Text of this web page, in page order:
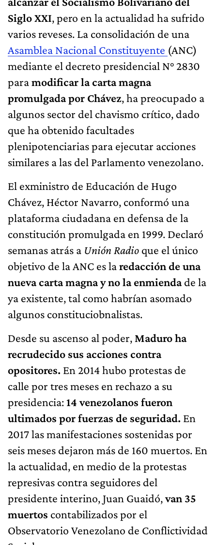
Siglo XXI, pero en la actualidad ha sufrido
varios reveses. La consolidación de una
Asamblea Nacional Constituyente (ANC)
mediante el decreto presidencial N° 2830
paramodificar la carta magna
promulgada por Chávez, ha preocupado a
algunos sector del chavismo crítico, dado
que ha obtenido facultades
plenipotenciarias para ejecutar acciones
similares a las del Parlamento venezolano.
El exministro de Educación de Hugo
Chávez, Héctor Navarro, conformó una
plataforma ciudadana en defensa de la
constitución promulgada en 1999. Declaró
semanas atrás a Unión Radio que el único
objetivo de la ANC es laredacción de una
nueva carta magna y no la enmiendade la
ya existente, tal como habrían asomado
algunos constituciobnalistas.
Desde su ascenso al poder, Maduro ha
recrudecido sus acciones contra
opositores. En 2014 hubo protestas de
calle por tres meses en rechazo a su
presidencia:14 venezolanos fueron
ultimados por fuerzas de seguridad. En
2017 las manifestaciones sostenidas por
seis meses dejaron más de 160 muertos. En
la actualidad, en medio de la protestas
represivas contra seguidores del
presidente interino, Juan Guaidó,van 35
muertos contabilizados por el
Observatorio Venezolano de Conflictividad